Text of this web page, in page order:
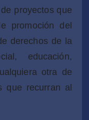
proyectos que
promoción del
derechos de la
educación,
otra de
que recurran al